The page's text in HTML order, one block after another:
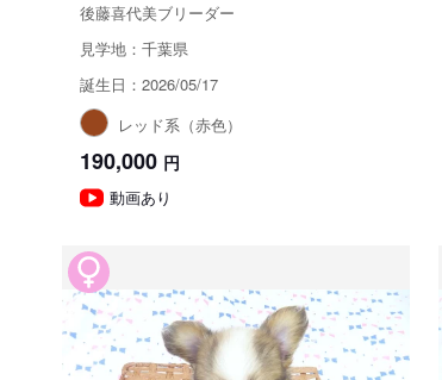
後藤喜代美ブリーダー
見学地：千葉県
誕生日：2026/05/17
レッド系（赤色）
190,000 円
動画あり